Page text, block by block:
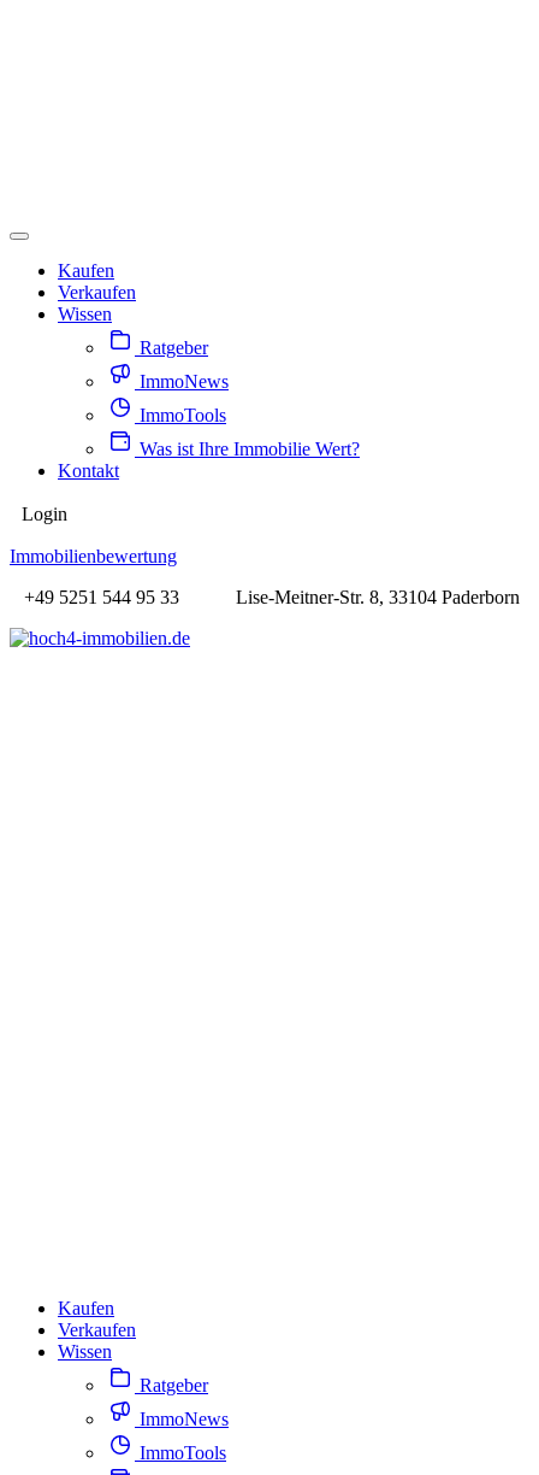
Kaufen
Verkaufen
Wissen
Ratgeber
ImmoNews
ImmoTools
Was ist Ihre Immobilie Wert?
Kontakt
Login
Immobilienbewertung
+49 5251 544 95 33
Lise-Meitner-Str. 8, 33104 Paderborn
Kaufen
Verkaufen
Wissen
Ratgeber
ImmoNews
ImmoTools